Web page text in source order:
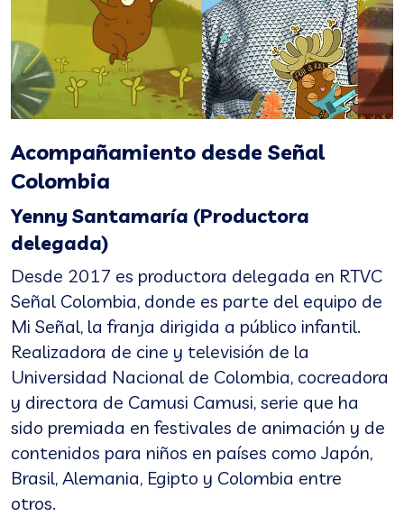
Acompañamiento desde Señal
Colombia
Yenny Santamaría (Productora
delegada)
Desde 2017 es productora delegada en RTVC
Señal Colombia, donde es parte del equipo de
Mi Señal, la franja dirigida a público infantil.
Realizadora de cine y televisión de la
Universidad Nacional de Colombia, cocreadora
y directora de Camusi Camusi, serie que ha
sido premiada en festivales de animación y de
contenidos para niños en países como Japón,
Brasil, Alemania, Egipto y Colombia entre
otros.